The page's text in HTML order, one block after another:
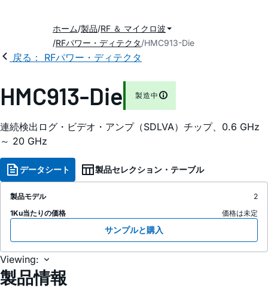
ホーム 製品 RF ＆ マイクロ波
RFパワー・ディテクタ HMC913-Die
戻る： RFパワー・ディテクタ
HMC913-Die 製造中
連続検出ログ・ビデオ・アンプ（SDLVA）チップ、0.6 GHz
～ 20 GHz
データシート 製品セレクション・テーブル
製品モデル
2
1Ku当たりの価格
価格は未定
サンプルと購入
Viewing:
製品情報